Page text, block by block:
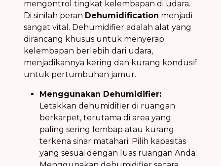
mengontrol tingkat kelembapan di udara.
Di sinilah peran Dehumidification menjadi
sangat vital. Dehumidifier adalah alat yang
dirancang khusus untuk menyerap
kelembapan berlebih dari udara,
menjadikannya kering dan kurang kondusif
untuk pertumbuhan jamur.
Menggunakan Dehumidifier:
Letakkan dehumidifier di ruangan
berkarpet, terutama di area yang
paling sering lembap atau kurang
terkena sinar matahari. Pilih kapasitas
yang sesuai dengan luas ruangan Anda.